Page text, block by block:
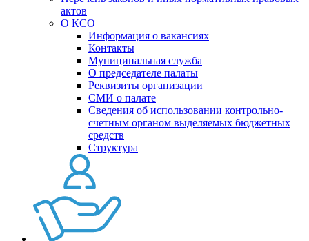
актов
О КСО
Информация о вакансиях
Контакты
Муниципальная служба
О председателе палаты
Реквизиты организации
СМИ о палате
Сведения об использовании контрольно-
счетным органом выделяемых бюджетных
средств
Структура